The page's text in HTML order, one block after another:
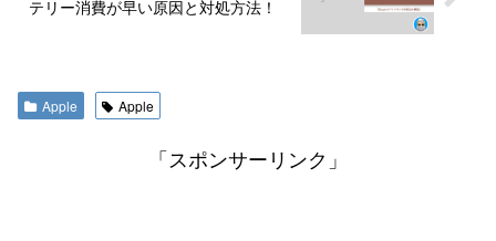
テリー消費が早い原因と対処方法！
Apple Apple
「スポンサーリンク」